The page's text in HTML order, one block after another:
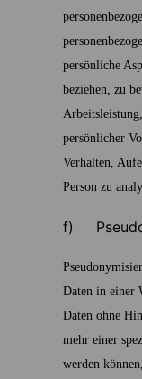
persönliche
beziehen, zu
persönlicher
Verhalten,
Person zu
f)
Daten in einer
Daten ohne
mehr einer
werden